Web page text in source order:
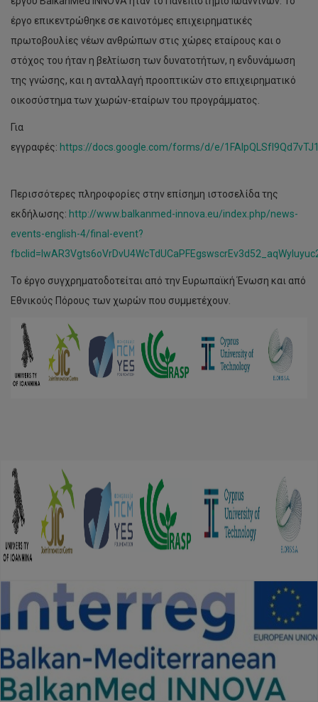
έργο επικεντρώθηκε σε καινοτόμες επιχειρηματικές
πρωτοβουλίες νέων ανθρώπων στις χώρες εταίρους και ο
στόχος του ήταν η βελτίωση των δυνατοτήτων, η ενδυνάμωση
της γνώσης, και η ανταλλαγή προοπτικών στο επιχειρηματικό
οικοσύστημα των χωρών-εταίρων του προγράμματος.
Για
εγγραφές: https://docs.google.com/forms/d/e/
Περισσότερες πληροφορίες στην επίσημη ιστοσελίδα της
εκδήλωσης: http://www.balkanmed-innova.eu/index.php/news-
events-english-4/final-event?
Το έργο συγχρηματοδοτείται από την Ευρωπαϊκή Ένωση και από
Εθνικούς Πόρους των χωρών που συμμετέχουν.
Παραδόθηκαν
τα
πρώτα
180